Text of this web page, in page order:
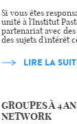
Si vous êtes
unité à l'Institut
partenariat avec
des sujets d'intérêt
LIRE LA
GROUPES À 4
NETWORK